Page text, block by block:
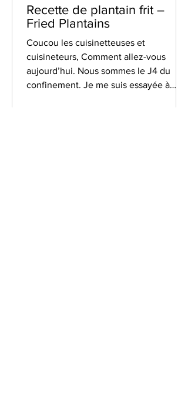
Recette de plantain frit –
Fried Plantains
Coucou les cuisinetteuses et
cuisineteurs, Comment allez-vous
aujourd’hui. Nous sommes le J4 du
confinement. Je me suis essayée à